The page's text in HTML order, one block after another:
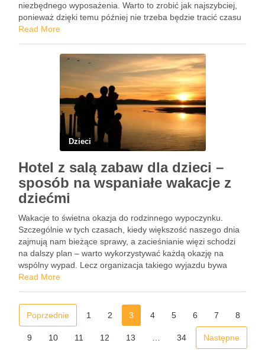
niezbędnego wyposażenia. Warto to zrobić jak najszybciej,
ponieważ dzięki temu później nie trzeba będzie tracić czasu
na szykowanie wyprawki czy wybieranie idealnego wózka.
Read More
Dzieci
Hotel z salą zabaw dla dzieci –
sposób na wspaniałe wakacje z
dziećmi
Wakacje to świetna okazja do rodzinnego wypoczynku.
Szczególnie w tych czasach, kiedy większość naszego dnia
zajmują nam bieżące sprawy, a zacieśnianie więzi schodzi
na dalszy plan – warto wykorzystywać każdą okazję na
wspólny wypad. Lecz organizacja takiego wyjazdu bywa
trudna. Jeśli jesteś rodzicem, to z pewnością wiesz, że
Read More
Poprzednie 1 2 3 4 5 6 7 8
9 10 11 12 13 34 Następne